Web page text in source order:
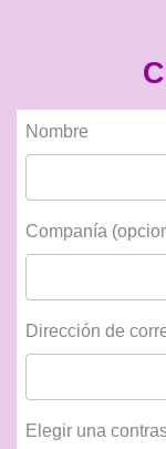
Nombre
Companía
Dirección de
Elegir una